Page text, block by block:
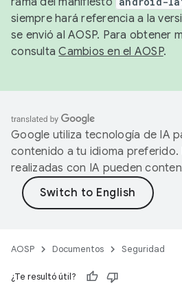
siempre hará referencia a la
se envió al AOSP. Para obtener
consultaCambios en el AOSP.
Google utiliza tecnología de IA
contenido a tu idioma preferido.
realizadas con IA pueden
AOSP Documentos Seguridad
¿Te resultó útil?